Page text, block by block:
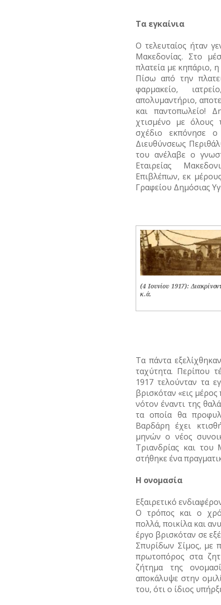
Τα εγκαίνια
Ο τελευταίος ήταν
Μακεδονίας. Στο
πλατεία με κηπάριο,
Πίσω από την
φαρμακείο,
απολυμαντήριο,
και παντοπωλείο!
χτισμένο με όλους
σχέδιο εκπόνησε ο
Διευθύνσεως
του ανέλαβε ο
Εταιρείας
Επιβλέπων, εκ
Γραφείου Δημόσιας
(4 Ιουνίου 1917):
κ.ά.
Τα πάντα
ταχύτητα. Περίπου
1917 τελούνταν τα
βρισκόταν «εις
νότον έναντι της
τα οποία θα
Βαρδάρη έχει
μηνών ο νέος
Τριανδρίας και του
στήθηκε ένα
Η ονομασία
Εξαιρετικό
Ο τρόπος και ο
πολλά, ποικίλα και
έργο βρισκόταν σε
Σπυρίδων Σίμος, με
πρωτοπόρος στα
ζήτημα της
αποκάλυψε στην
του, ότι ο ίδιος